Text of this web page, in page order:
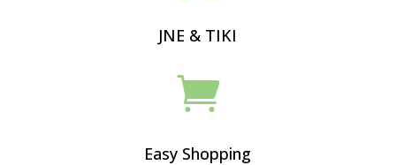
JNE & TIKI

Easy Shopping